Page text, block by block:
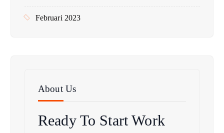
Februari 2023
About Us
Ready To StartWork